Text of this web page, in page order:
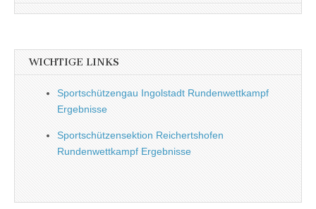
WICHTIGE LINKS
Sportschützengau Ingolstadt Rundenwettkampf
Ergebnisse
Sportschützensektion Reichertshofen
Rundenwettkampf Ergebnisse